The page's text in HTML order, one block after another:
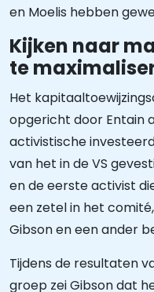
en Moelis hebben
Kijken naar
te
Het
opgericht door Entain
activistische
van het in de VS
en de eerste activist
een zetel in het
Gibson en een ander
Tijdens de resultaten
groep zei Gibson dat